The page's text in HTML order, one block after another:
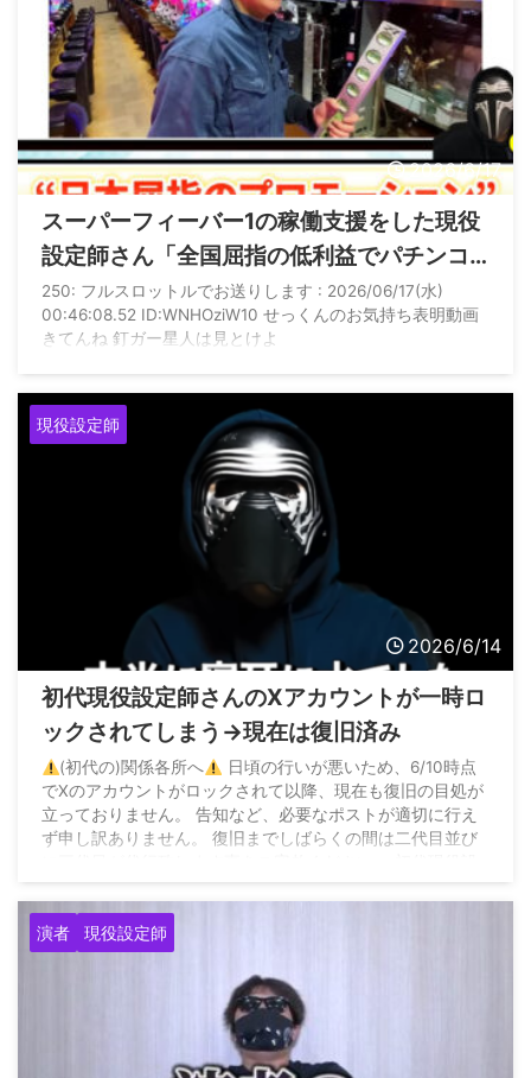
2026/6/17
スーパーフィーバー1の稼働支援をした現役
設定師さん「全国屈指の低利益でパチンコ
を営業したが稼働はつかなかったから釘調
整が衰退の問題ではない」
250: フルスロットルでお送りします : 2026/06/17(水)
00:46:08.52 ID:WNHOziW10 せっくんのお気持ち表明動画
きてんね 釘ガー星人は見とけよ
現役設定師
2026/6/14
初代現役設定師さんのXアカウントが一時ロ
ックされてしまう→現在は復旧済み
(初代の)関係各所へ
日頃の行いが悪いため、6/10時点
でXのアカウントがロックされて以降、現在も復旧の目処が
立っておりません。 告知など、必要なポストが適切に行え
ず申し訳ありません。 復旧までしばらくの間は二代目並び
— 3代目現役設定師@a.k.a パチンコ店長きゅー (@SHea ...
演者 現役設定師